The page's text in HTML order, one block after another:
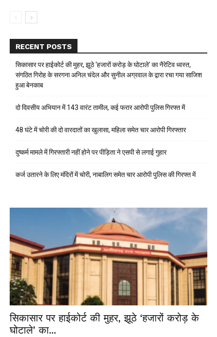
RECENT POSTS
सिकासार पर हाईकोर्ट की मुहर, झूठे ‘हजारों करोड़ के घोटाले’ का नैरेटिव ध्वस्त,
संगठित गिरोह के सरगना अनिल चंदेल और सुनील अग्रवाल के द्वारा रचा गया साजिश
हुआ बेनकाब
दो दिवसीय अभियान में 143 वारंट तामील, कई फरार आरोपी पुलिस गिरफ्त में
48 घंटे में चोरी की दो वारदातों का खुलासा, महिला समेत चार आरोपी गिरफ्तार
दुष्कर्म मामले में गिरफ्तारी नहीं होने पर पीड़िता ने एसपी से लगाई गुहार
कर्ज उतारने के लिए मंदिरों में चोरी, नाबालिग समेत चार आरोपी पुलिस की गिरफ्त में
सिकासार पर हाईकोर्ट की मुहर, झूठे ‘हजारों करोड़ के
घोटाले’ का...